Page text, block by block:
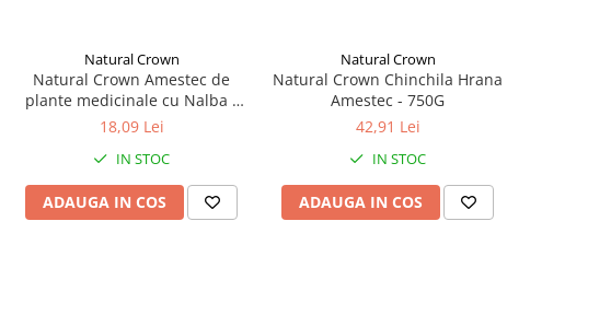
Natural Crown
Natural Crown Amestec de
plante medicinale cu Nalba -
Chinchilla 70g
18,09 Lei
IN STOC
ADAUGA IN COS
Natural Crown
Natural Crown Chinchila Hrana
Amestec - 750G
42,91 Lei
IN STOC
ADAUGA IN COS